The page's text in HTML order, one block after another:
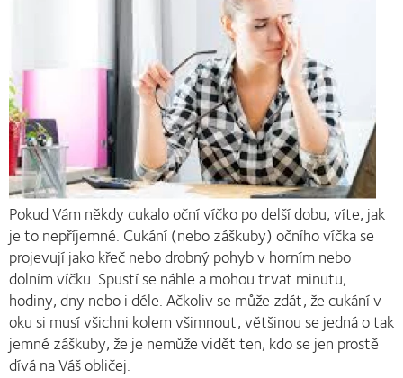
Pokud Vám někdy cukalo oční víčko po delší dobu, víte, jak
je to nepříjemné. Cukání (nebo záškuby) očního víčka se
projevují jako křeč nebo drobný pohyb v horním nebo
dolním víčku. Spustí se náhle a mohou trvat minutu,
hodiny, dny nebo i déle. Ačkoliv se může zdát, že cukání v
oku si musí všichni kolem všimnout, většinou se jedná o tak
jemné záškuby, že je nemůže vidět ten, kdo se jen prostě
dívá na Váš obličej.